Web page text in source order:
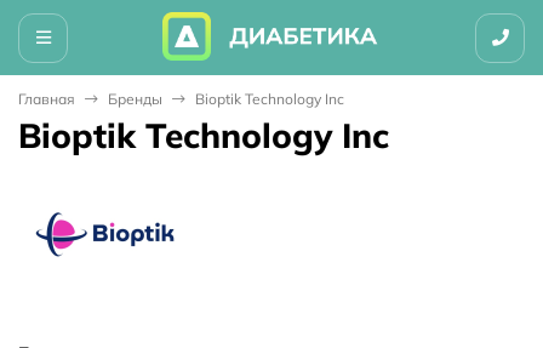
Главная Бренды Bioptik Technology Inc
Bioptik Technology Inc